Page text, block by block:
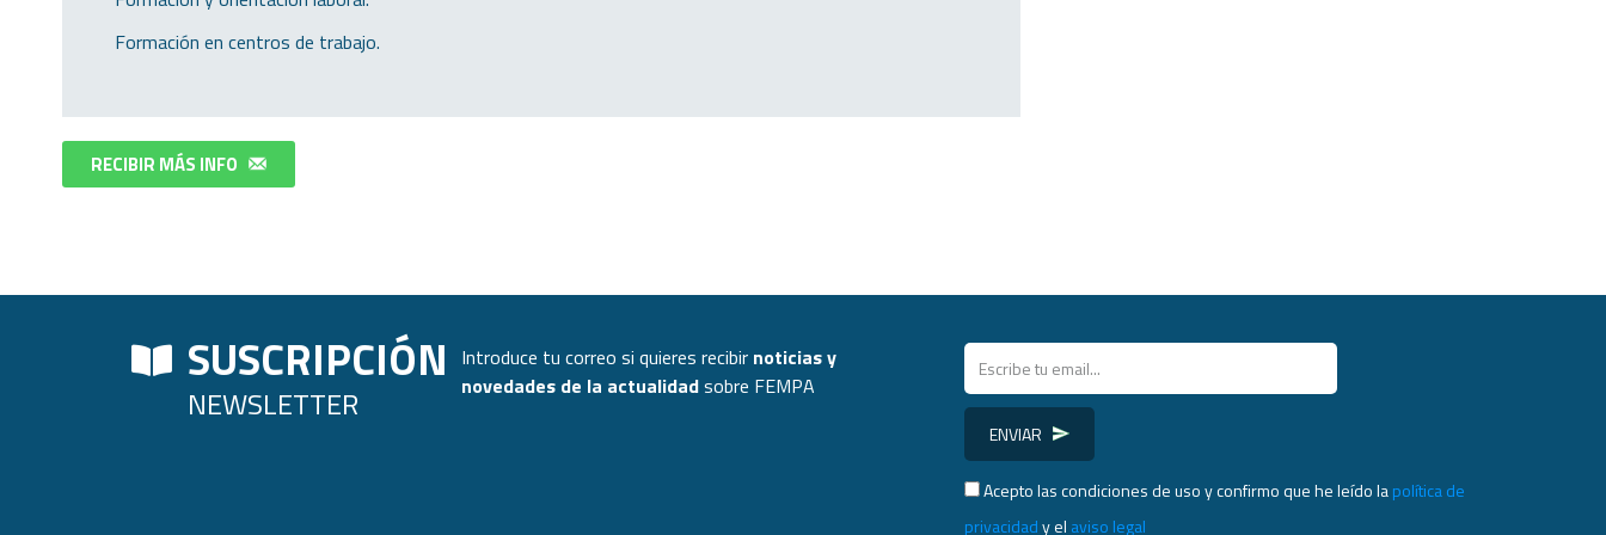
 Formación en centros de trabajo.
RECIBIR MÁS INFO
SUSCRIPCIÓN
NEWSLETTER
Introduce tu correo si quieres recibir noticias y
novedades de la actualidadsobre FEMPA
Acepto las condiciones de uso y confirmo que he leído lapolítica de
privacidady el aviso legal
ENVIAR